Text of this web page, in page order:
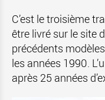
C’est le troisième
être livré sur le site
précédents
les années 1990.
après 25 années